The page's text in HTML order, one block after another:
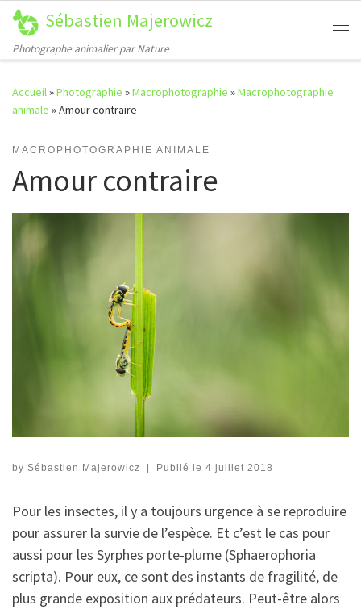
Passer au contenu
Sébastien Majerowicz
Photographe animalier par Nature
Accueil»Photographie »Macrophotographie »Macrophotographie
animale »Amour contraire
MACROPHOTOGRAPHIE ANIMALE
Amour contraire
by Sébastien Majerowicz | Publié le 4 juillet 2018
Pour les insectes, il y a toujours urgence à se reproduire
pour assurer la survie de l’espèce. Et c’est le cas pour
aussi pour les Syrphes porte-plume (Sphaerophoria
scripta). Pour eux, ce sont des instants de fragilité, de
plus grande exposition aux prédateurs. Peut-être alors